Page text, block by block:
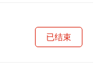
已结束